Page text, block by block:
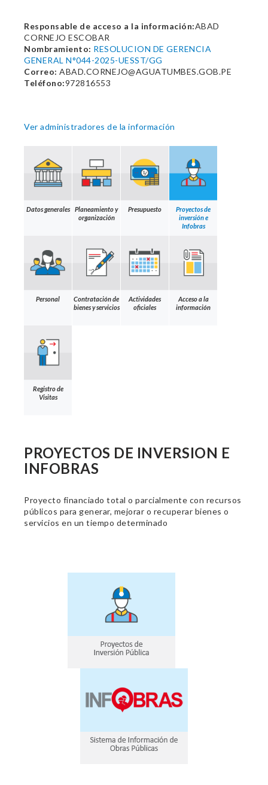
Responsable de acceso a la información:ABAD
CORNEJO ESCOBAR
Nombramiento: RESOLUCION DE GERENCIA
GENERAL N°044-2025-UESST/GG
Correo: ABAD.CORNEJO@AGUATUMBES.GOB.PE
Teléfono:972816553
Ver administradores de la información
Datos generales
Planeamiento y
organización
Presupuesto
Proyectos de
inversión e
Infobras
Personal
Contratación de
bienes y servicios
Actividades
oficiales
Acceso a la
información
Registro de
Visitas
PROYECTOS DE INVERSION E
INFOBRAS
Proyecto financiado total o parcialmente con recursos
públicos para generar, mejorar o recuperar bienes o
servicios en un tiempo determinado